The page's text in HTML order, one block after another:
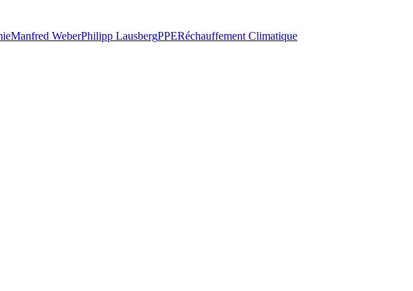
Manfred WeberPhilipp LausbergPPERéchauffement Climatique